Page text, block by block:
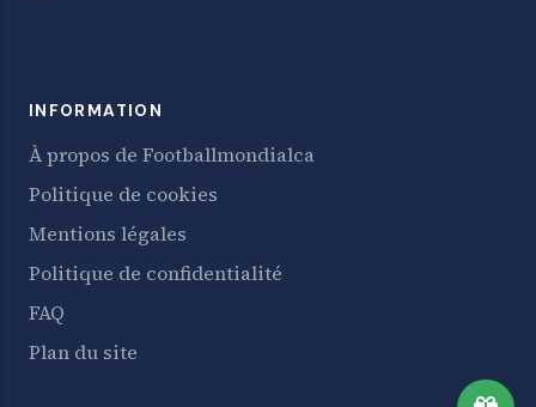
INFORMATION
À propos de Footballmondialca
Politique de cookies
Mentions légales
Politique de confidentialité
FAQ
Plan du site